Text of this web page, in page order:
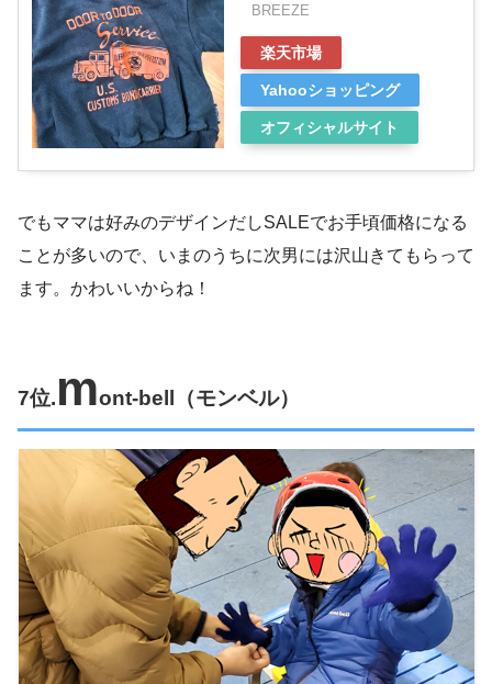
BREEZE
楽天市場
Yahooショッピング
オフィシャルサイト
でもママは好みのデザインだしSALEでお手頃価格になる
ことが多いので、いまのうちに次男には沢山きてもらって
ます。かわいいからね！
7位.mont-bell （モンベル）